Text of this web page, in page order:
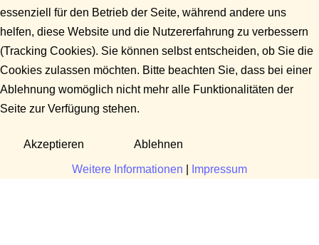
essenziell für den Betrieb der Seite, während andere uns
helfen, diese Website und die Nutzererfahrung zu verbessern
(Tracking Cookies). Sie können selbst entscheiden, ob Sie die
Cookies zulassen möchten. Bitte beachten Sie, dass bei einer
Ablehnung womöglich nicht mehr alle Funktionalitäten der
Seite zur Verfügung stehen.
Akzeptieren Ablehnen
Weitere Informationen Impressum